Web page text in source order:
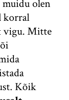
olen
korral
vigu. Mitte
Kõik